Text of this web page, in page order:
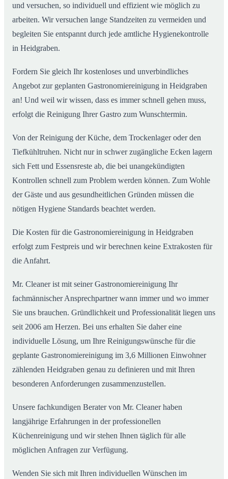
und versuchen, so individuell und effizient wie möglich zu
arbeiten. Wir versuchen lange Standzeiten zu vermeiden und
begleiten Sie entspannt durch jede amtliche Hygienekontrolle
in Heidgraben.
Fordern Sie gleich Ihr kostenloses und unverbindliches
Angebot zur geplanten Gastronomiereinigung in Heidgraben
an! Und weil wir wissen, dass es immer schnell gehen muss,
erfolgt die Reinigung Ihrer Gastro zum Wunschtermin.
Von der Reinigung der Küche, dem Trockenlager oder den
Tiefkühltruhen. Nicht nur in schwer zugängliche Ecken lagern
sich Fett und Essensreste ab, die bei unangekündigten
Kontrollen schnell zum Problem werden können. Zum Wohle
der Gäste und aus gesundheitlichen Gründen müssen die
nötigen Hygiene Standards beachtet werden.
Die Kosten für die Gastronomiereinigung in Heidgraben
erfolgt zum Festpreis und wir berechnen keine Extrakosten für
die Anfahrt.
Mr. Cleaner ist mit seiner Gastronomiereinigung Ihr
fachmännischer Ansprechpartner wann immer und wo immer
Sie uns brauchen. Gründlichkeit und Professionalität liegen uns
seit 2006 am Herzen. Bei uns erhalten Sie daher eine
individuelle Lösung, um Ihre Reinigungswünsche für die
geplante Gastronomiereinigung im 3,6 Millionen Einwohner
zählenden Heidgraben genau zu definieren und mit Ihren
besonderen Anforderungen zusammenzustellen.
Unsere fachkundigen Berater von Mr. Cleaner haben
langjährige Erfahrungen in der professionellen
Küchenreinigung und wir stehen Ihnen täglich für alle
möglichen Anfragen zur Verfügung.
Wenden Sie sich mit Ihren individuellen Wünschen im